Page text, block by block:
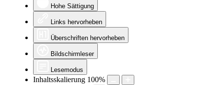
Hohe Sättigung
Links hervorheben
Überschriften hervorheben
Bildschirmleser
Lesemodus
Inhaltsskalierung 100%